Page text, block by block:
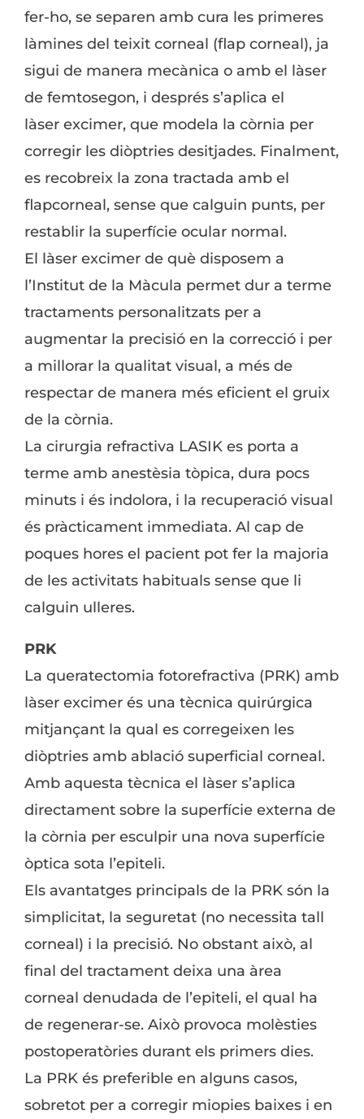
fer-ho, se separen amb cura les primeres
làmines del teixit corneal (flap corneal), ja
sigui de manera mecànica o amb el làser
de femtosegon, i després s’aplica el
làser excimer, que modela la còrnia per
corregir les diòptries desitjades. Finalment,
es recobreix la zona tractada amb el
flapcorneal, sense que calguin punts, per
restablir la superfície ocular normal.
El làser excimer de què disposem a
l’Institut de la Màcula permet dur a terme
tractaments personalitzats per a
augmentar la precisió en la correcció i per
a millorar la qualitat visual, a més de
respectar de manera més eficient el gruix
de la còrnia.
La cirurgia refractiva LASIK es porta a
terme amb anestèsia tòpica, dura pocs
minuts i és indolora, i la recuperació visual
és pràcticament immediata. Al cap de
poques hores el pacient pot fer la majoria
de les activitats habituals sense que li
calguin ulleres.
PRK
La queratectomia fotorefractiva (PRK) amb
làser excimer és una tècnica quirúrgica
mitjançant la qual es corregeixen les
diòptries amb ablació superficial corneal.
Amb aquesta tècnica el làser s’aplica
directament sobre la superfície externa de
la còrnia per esculpir una nova superfície
òptica sota l’epiteli.
Els avantatges principals de la PRK són la
simplicitat, la seguretat (no necessita tall
corneal) i la precisió. No obstant això, al
final del tractament deixa una àrea
corneal denudada de l’epiteli, el qual ha
de regenerar-se. Això provoca molèsties
postoperatòries durant els primers dies.
La PRK és preferible en alguns casos,
sobretot per a corregir miopies baixes i en